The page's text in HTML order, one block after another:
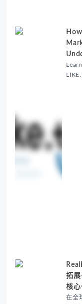
拓
核心
在全